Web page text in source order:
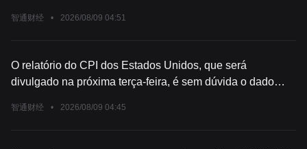
quanto o núcleo do CPI a ficarem abaixo das expectativas
智通财经 • 2026/08/09 04:51
O relatório do CPI dos Estados Unidos, que será
divulgado na próxima terça-feira, é sem dúvida o dado
esperam que a taxa anual de inflação desacelere
智通财经 • 2026/08/09 04:45